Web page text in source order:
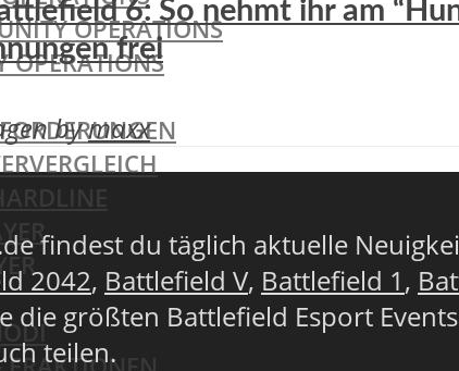
OPERATIONS
OPERATIONS
6: So nehmt ihr am
frei
bymaxx
findest du täglich aktuelle
2042, Battlefield V, Battlefield 1,
die größten Battlefield Esport
teilen.